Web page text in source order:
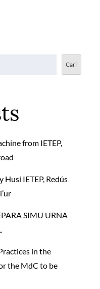
Cari
from IETEP,
IETEP, Redús
SIMU URNA
in the
the MdC to be